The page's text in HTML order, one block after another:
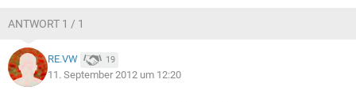
ANTWORT 1 / 1
RE.VW 19
11. September 2012 um 12:20